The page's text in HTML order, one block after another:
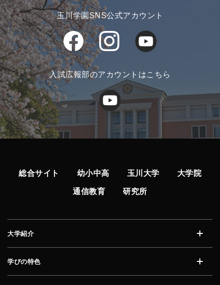
玉川学園SNS公式アカウント
入試広報部のアカウントはこちら
総合サイト 幼小中高 玉川大学 大学院
通信教育 研究所
大学紹介
学びの特色